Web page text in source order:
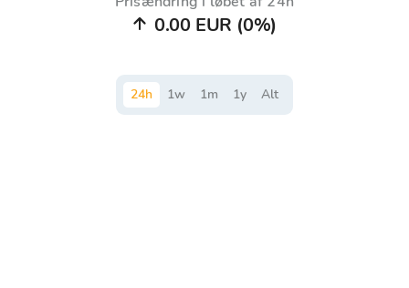
0.00 EUR (0%)
24h 1w 1m 1y Alt